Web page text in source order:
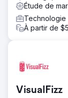
Étude de
Technologie
À partir de
VisualFizz